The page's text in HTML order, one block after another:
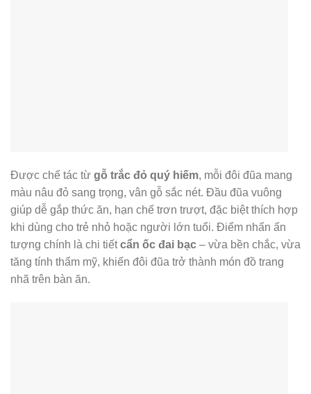
Được chế tác từ gỗ trắc đỏ quý hiếm, mỗi đôi đũa mang
màu nâu đỏ sang trọng, vân gỗ sắc nét. Đầu đũa vuông
giúp dễ gắp thức ăn, hạn chế trơn trượt, đặc biệt thích hợp
khi dùng cho trẻ nhỏ hoặc người lớn tuổi. Điểm nhấn ấn
tượng chính là chi tiếtcẩn ốc đai bạc – vừa bền chắc, vừa
tăng tính thẩm mỹ, khiến đôi đũa trở thành món đồ trang
nhã trên bàn ăn.